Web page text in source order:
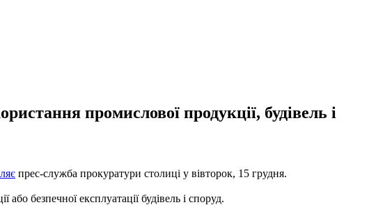
промислової продукції, будівель і
прес-служба прокуратури столиці у вівторок, 15 грудня.
безпечної експлуатації будівель і споруд.